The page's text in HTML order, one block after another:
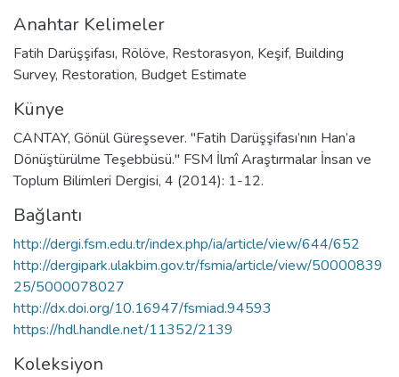
Anahtar Kelimeler
Fatih Darüşşifası, Rölöve, Restorasyon, Keşif, Building
Survey, Restoration, Budget Estimate
Künye
CANTAY, Gönül Güreşsever. "Fatih Darüşşifası’nın Han’a
Dönüştürülme Teşebbüsü." FSM İlmî Araştırmalar İnsan ve
Toplum Bilimleri Dergisi, 4 (2014): 1-12.
Bağlantı
http://dergi.fsm.edu.tr/index.php/ia/article/view/644/652
http://dergipark.ulakbim.gov.tr/fsmia/article/view/50000839
25/5000078027
http://dx.doi.org/10.16947/fsmiad.94593
https://hdl.handle.net/11352/2139
Koleksiyon